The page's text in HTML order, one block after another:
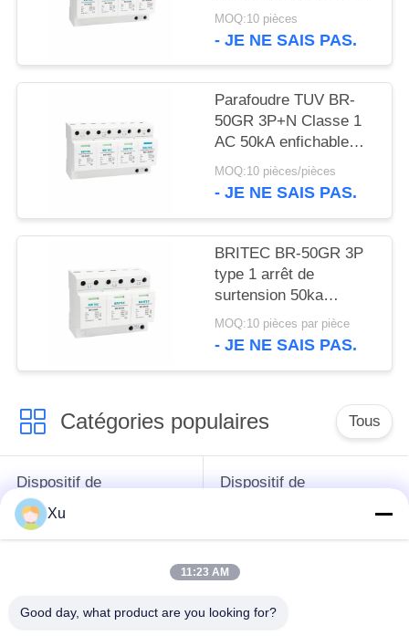
POLITIQUE
DE
CONFIDENTIALITÉ
surtensions SPD
Ableiter parafoudre
contre la foudre
MOQ:10 pièces
- JE NE SAIS PAS.
Parafoudre TUV BR-
50GR 3P+N Classe 1
AC 50kA enfichable
Type 1 SPD TUV
parafoudre à éclateur
MOQ:10 pièces/pièces
- JE NE SAIS PAS.
BRITEC BR-50GR 3P
type 1 arrêt de
surtension 50ka
dispositif de protection
contre les surtensions
MOQ:10 pièces par pièce
- JE NE SAIS PAS.
Catégories populaires Tous
Dispositif de
protection de montée
subite
Dispositif de
montées subites
Type de dispositif de
subite 3
Xu
11:23 AM
Good day, what product are you looking for?